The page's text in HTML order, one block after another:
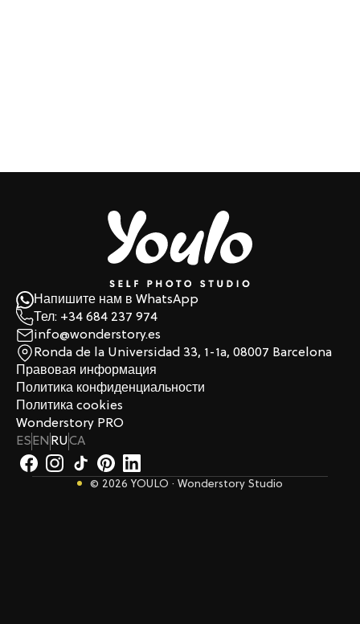
Напишите нам в WhatsApp
Тел: +34 684 237 974
info@wonderstory.es
Ronda de la Universidad 33, 1-1a, 08007 Barcelona
Правовая информация
Политика конфиденциальности
Политика cookies
Wonderstory PRO
ESEN RUCA
© 2026 YOULO · Wonderstory Studio